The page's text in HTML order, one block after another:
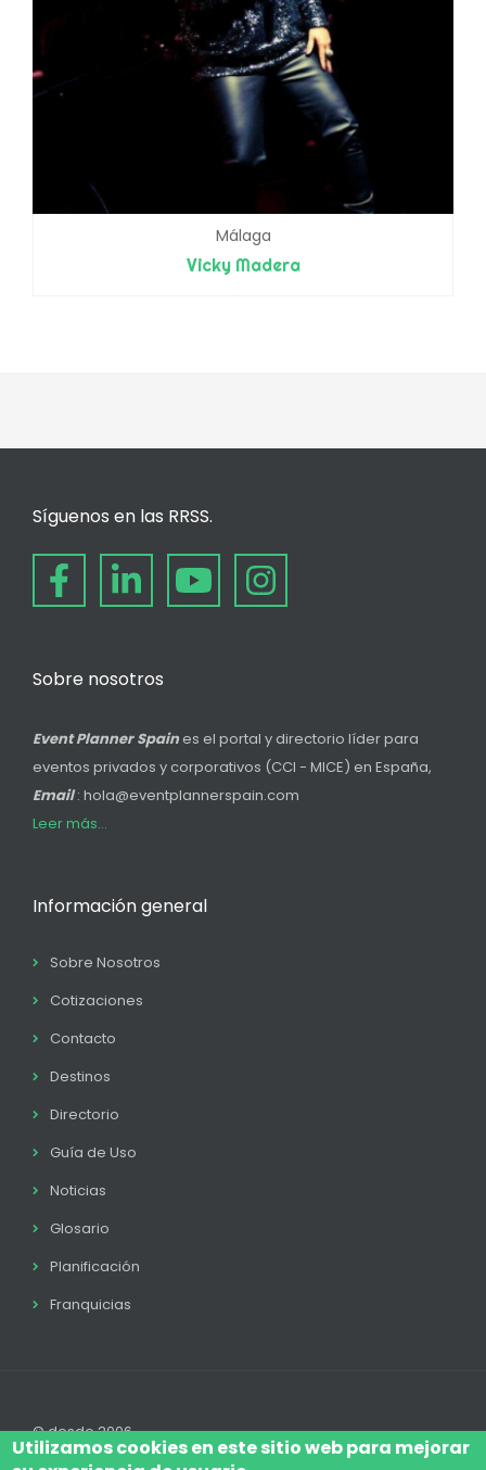
Málaga
Vicky Madera
Síguenos en las RRSS.
Sobre nosotros
Event Planner Spain es el portal y directorio líder para
eventos privados y corporativos (CCI - MICE) en España,
Email: hola@eventplannerspain.com
Leer más...
Información general
Sobre Nosotros
Cotizaciones
Contacto
Destinos
Directorio
Guía de Uso
Noticias
Glosario
Planificación
Franquicias
© desde 2006
Utilizamos cookies en este sitio web para mejorar